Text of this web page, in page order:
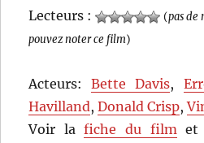
Lecteurs : (pas de
pouvez noter ce film)
Acteurs:Bette Davis,
Havilland,Donald Crisp,
Voir lafiche du filmet